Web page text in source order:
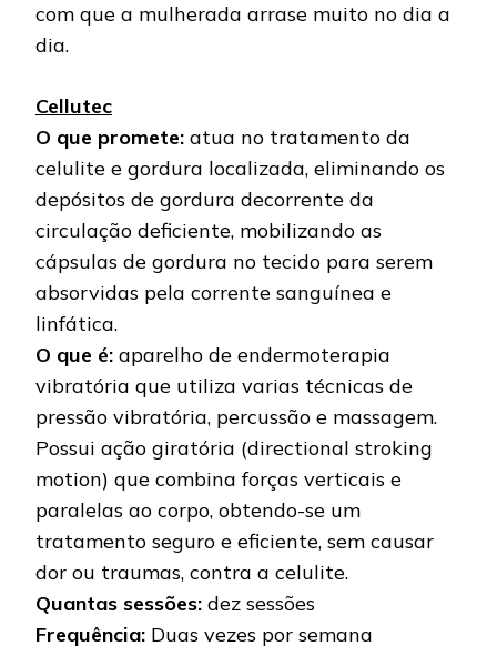
com que a mulherada arrase muito no dia a
dia.
Cellutec
O que promete: atua no tratamento da
celulite e gordura localizada, eliminando os
depósitos de gordura decorrente da
circulação deficiente, mobilizando as
cápsulas de gordura no tecido para serem
absorvidas pela corrente sanguínea e
linfática.
O que é: aparelho de endermoterapia
vibratória que utiliza varias técnicas de
pressão vibratória, percussão e massagem.
Possui ação giratória (directional stroking
motion) que combina forças verticais e
paralelas ao corpo, obtendo-se um
tratamento seguro e eficiente, sem causar
dor ou traumas, contra a celulite.
Quantas sessões: dez sessões
Frequência: Duas vezes por semana